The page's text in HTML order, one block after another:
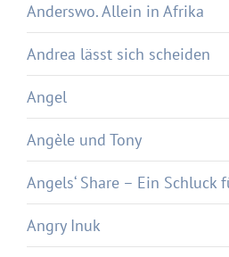
Anderswo. Allein in Afrika
Andrea lässt sich scheiden
Angel
Angèle und Tony
Angels‘ Share – Ein Schluck
Angry Inuk